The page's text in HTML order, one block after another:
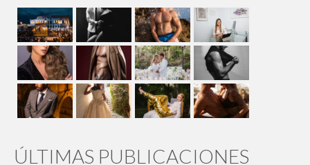
ÚLTIMAS PUBLICACIONES